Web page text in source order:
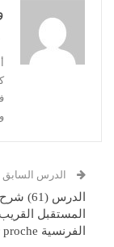
الدرس السابق
الدرس
المستقبل
الفرنسية Le futur proche